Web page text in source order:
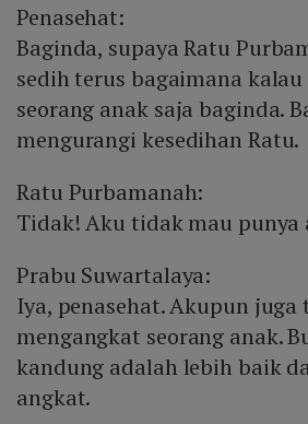
Penasehat:
Baginda, supaya Ratu
sedih terus bagaimana
seorang anak saja baginda.
mengurangi kesedihan Ratu.
Ratu Purbamanah:
Tidak! Aku tidak mau punya
Prabu Suwartalaya:
Iya, penasehat. Akupun
mengangkat seorang anak.
kandung adalah lebih baik
angkat.